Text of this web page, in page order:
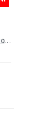
KJ POWER DOOSAN KJDD 1000 KVA OTOMATİK KABİNLİ DİZEL JENERATÖR